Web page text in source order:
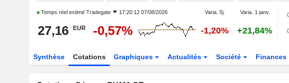
Temps réel estimé Tradegate 17:20:12 07/08/2026 Varia. 5j. Varia. 1 janv.
27,16 EUR -0,57% -1,20% +21,84%
Synthèse Cotations Graphiques Actualités Société Finances